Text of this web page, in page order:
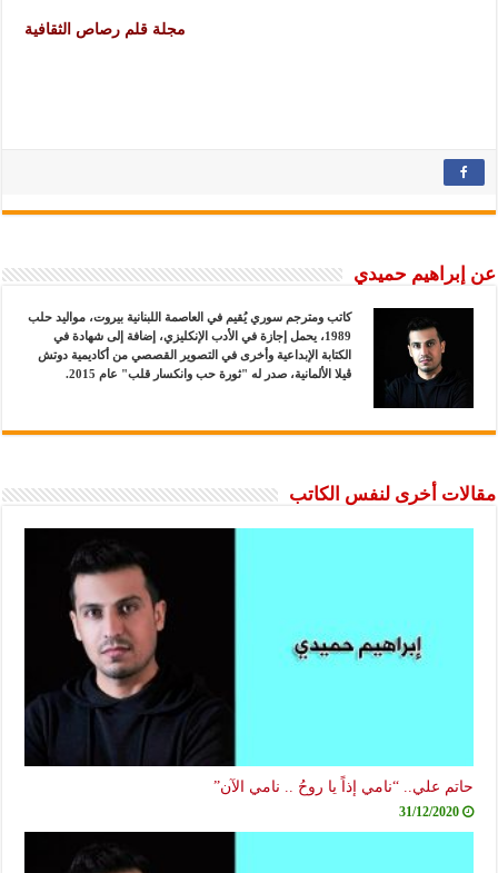
مجلة قلم رصاص الثقافية
عن إبراهيم حميدي
كاتب ومترجم سوري يُقيم في العاصمة اللبنانية بيروت، مواليد حلب
1989، يحمل إجازة في الأدب الإنكليزي، إضافة إلى شهادة في
الكتابة الإبداعية وأخرى في التصوير القصصي من أكاديمية دوتش
ڤيلا الألمانية، صدر له "ثورة حب وانكسار قلب" عام 2015.
مقالات أخرى لنفس الكاتب
حاتم علي.. “نامي إذاً يا روحُ .. نامي الآن”
31/12/2020